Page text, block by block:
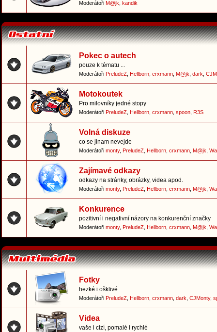
Moderátoři M@jk kandik
Pokec o autech
pouze k tématu ...
Moderátoři PreludeZ Hellborn crxmann M@jk dark
Motokoutek
Pro milovníky jedné stopy
Moderátoři PreludeZ Hellborn crxmann spoon R3S
Volná diskuze
co se jinam nevejde
Moderátoři monty, PreludeZ Hellborn crxmann M@jk
Zajímavé odkazy
odkazy na stránky, obrázky, videa apod.
Moderátoři monty, PreludeZ Hellborn crxmann M@jk
Konkurence
pozitivní i negativní názory na konkurenční značky
Moderátoři monty, PreludeZ Hellborn crxmann M@jk
Fotky
hezké i ošklivé
Moderátoři PreludeZ Hellborn crxmann dark CJMonty,
Videa
vaše i cizí, pomalé i rychlé